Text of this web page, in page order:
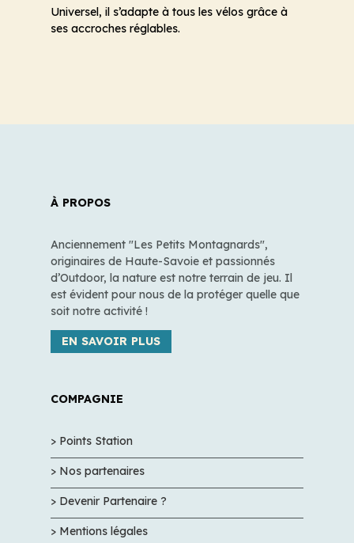
Universel, il s’adapte à tous les vélos grâce à
ses accroches réglables.
À PROPOS
Anciennement "Les Petits Montagnards",
originaires de Haute-Savoie et passionnés
d’Outdoor, la nature est notre terrain de jeu. Il
est évident pour nous de la protéger quelle que
soit notre activité !
EN SAVOIR PLUS
COMPAGNIE
> Points Station
> Nos partenaires
> Devenir Partenaire ?
> Mentions légales